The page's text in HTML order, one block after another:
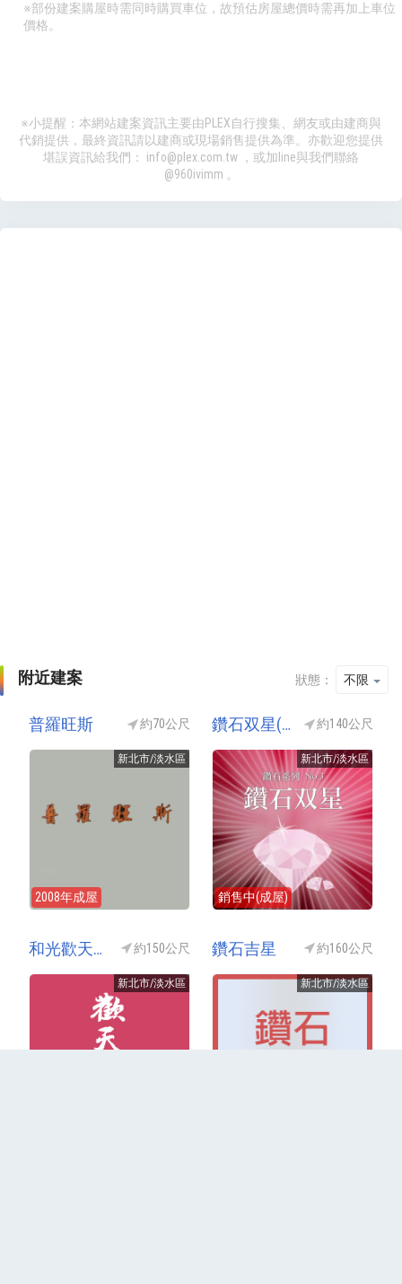
※部份建案購屋時需同時購買車位，故預估房屋總價時需再加上車位
價格。
※小提醒：本網站建案資訊主要由PLEX自行搜集、網友或由建商與
代銷提供，最終資訊請以建商或現場銷售提供為準。亦歡迎您提供
堪誤資訊給我們： info@plex.com.tw ，或加line與我們聯絡
@960ivimm 。
附近建案 狀態： 不限
普羅旺斯 約70公尺
新北市/淡水區
2008年成屋
鑽石双星(鑽石雙星) 約140公尺
新北市/淡水區
銷售中(成屋)
和光歡天喜地 約150公尺
新北市/淡水區
鑽石吉星 約160公尺
新北市/淡水區